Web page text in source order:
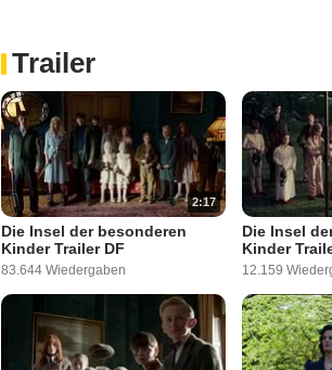
Trailer
2:17
Die Insel der besonderen
Kinder Trailer DF
83.644 Wiedergaben
Die Insel
Kinder
12.159